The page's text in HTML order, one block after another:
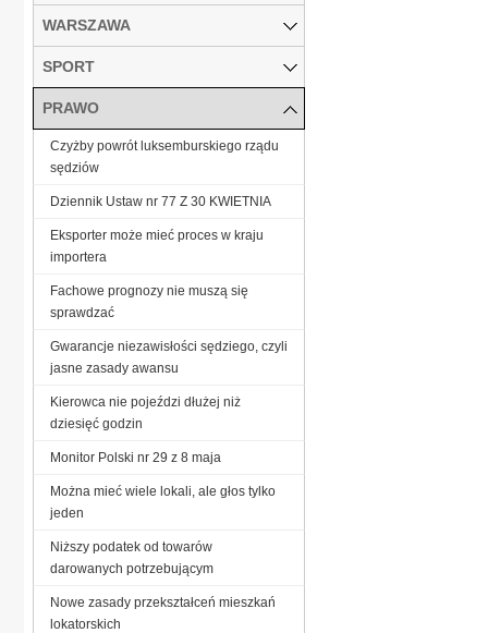
WARSZAWA
SPORT
PRAWO
Czyżby powrót luksemburskiego rządu
sędziów
Dziennik Ustaw nr 77 Z 30 KWIETNIA
Eksporter może mieć proces w kraju
importera
Fachowe prognozy nie muszą się
sprawdzać
Gwarancje niezawisłości sędziego, czyli
jasne zasady awansu
Kierowca nie pojeździ dłużej niż
dziesięć godzin
Monitor Polski nr 29 z 8 maja
Można mieć wiele lokali, ale głos tylko
jeden
Niższy podatek od towarów
darowanych potrzebującym
Nowe zasady przekształceń mieszkań
lokatorskich